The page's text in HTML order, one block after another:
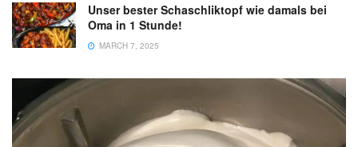
Unser bester Schaschliktopf wie damals bei
Oma in 1 Stunde!
MARCH 7, 2025